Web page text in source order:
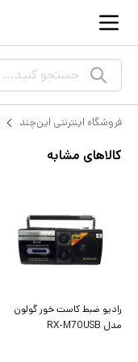
جستجو کنید...
فروشگاه اینترنتی این‌چند
کالاهای مشابه
رادیو ضبط کاست خور گولون
مدل RX-M70USB